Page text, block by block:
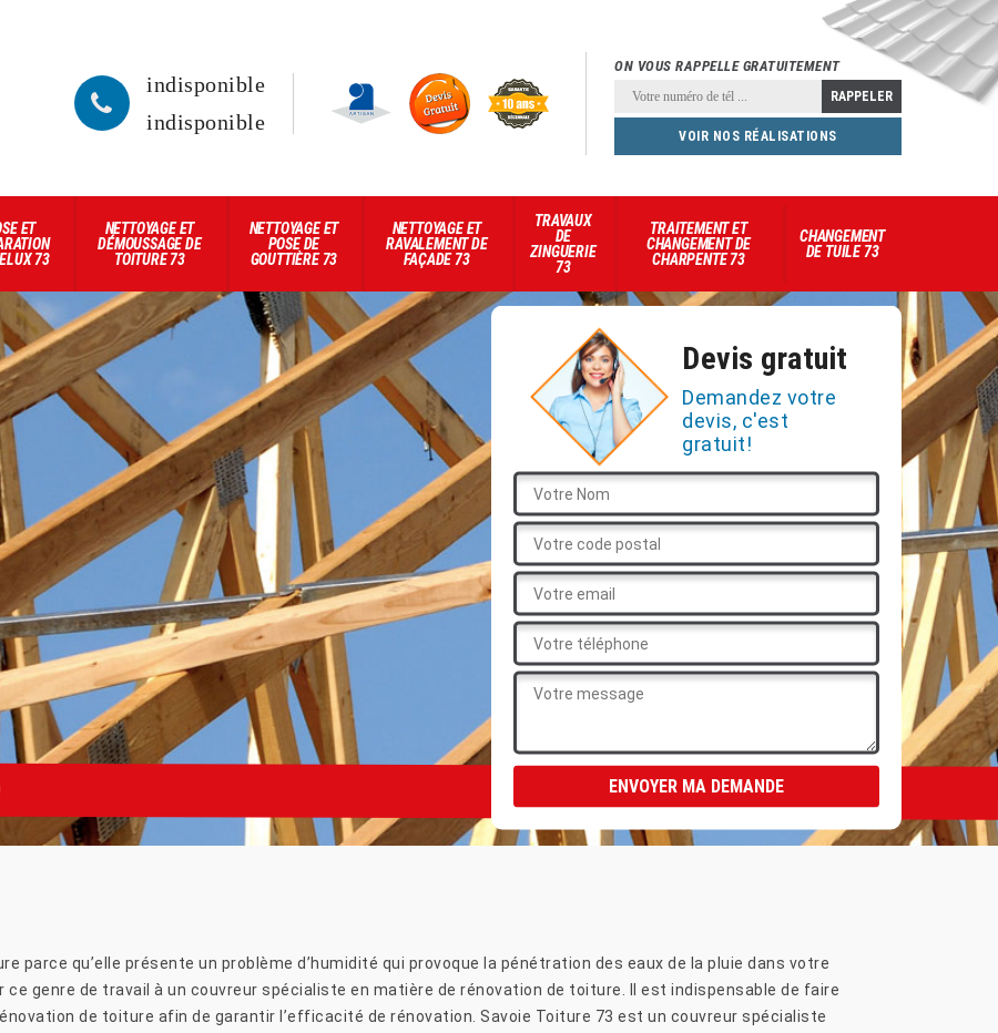
indisponible
indisponible
ON VOUS RAPPELLE GRATUITEMENT
VOIR NOS RÉALISATIONS
ET
73
NETTOYAGE ET
DÉMOUSSAGE DE
TOITURE 73
NETTOYAGE ET
POSE DE
GOUTTIÈRE 73
NETTOYAGE ET
RAVALEMENT DE
FAÇADE 73
TRAVAUX
DE
ZINGUERIE
73
TRAITEMENT ET
CHANGEMENT DE
CHARPENTE 73
CHANGEMENT
DE TUILE 73
Devis gratuit
Demandez votre
devis, c'est
gratuit!
parce qu’elle présente un problème d’humidité qui provoque la pénétration des eaux de la pluie dans votre
ce genre de travail à un couvreur spécialiste en matière de rénovation de toiture. Il est indispensable de faire
de toiture afin de garantir l’efficacité de rénovation. Savoie Toiture 73 est un couvreur spécialiste